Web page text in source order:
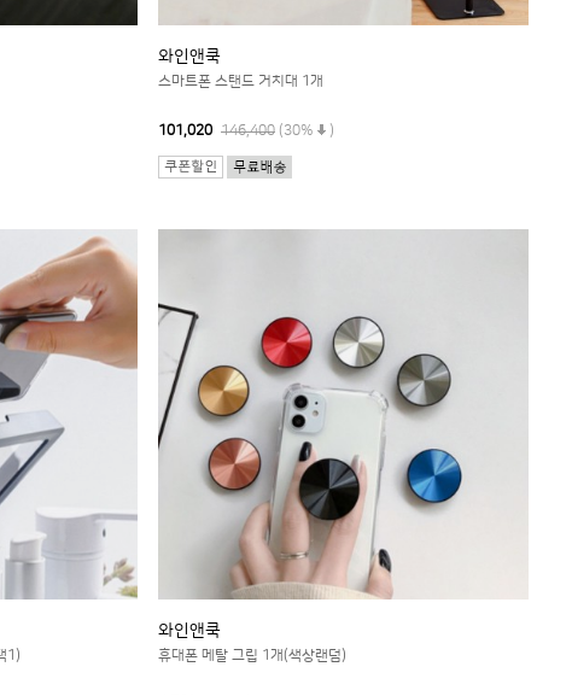
와인앤쿡
스마트폰 스탠드 거치대 1개
101,020 146,400 (30% )
1)
와인앤쿡
휴대폰 메탈 그립 1개(색상랜덤)